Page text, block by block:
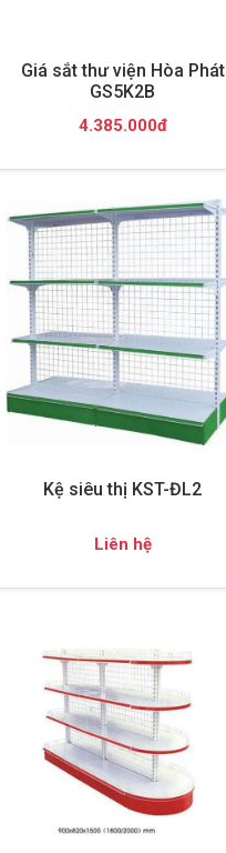
Giá sắt thư viện Hòa Phát
GS5K2B
4.385.000đ
Kệ siêu thị KST-ĐL2
Liên hệ